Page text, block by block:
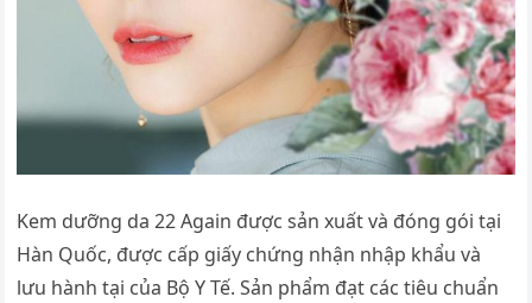
Kem dưỡng da 22 Again được sản xuất và đóng gói tại
Hàn Quốc, được cấp giấy chứng nhận nhập khẩu và
lưu hành tại của Bộ Y Tế. Sản phẩm đạt các tiêu chuẩn